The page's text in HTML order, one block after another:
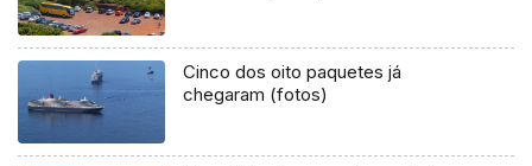
Cinco dos oito paquetes já
chegaram (fotos)